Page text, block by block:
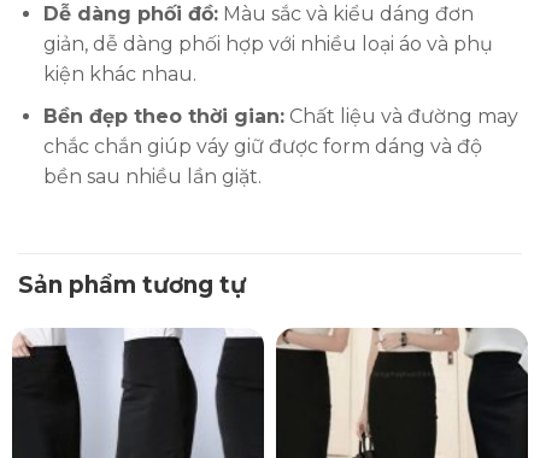
Dễ dàng phối đồ:Màu sắc và kiểu dáng đơn
giản, dễ dàng phối hợp với nhiều loại áo và phụ
kiện khác nhau.
Bền đẹp theo thời gian:Chất liệu và đường may
chắc chắn giúp váy giữ được form dáng và độ
bền sau nhiều lần giặt.
Sản phẩm tương tự